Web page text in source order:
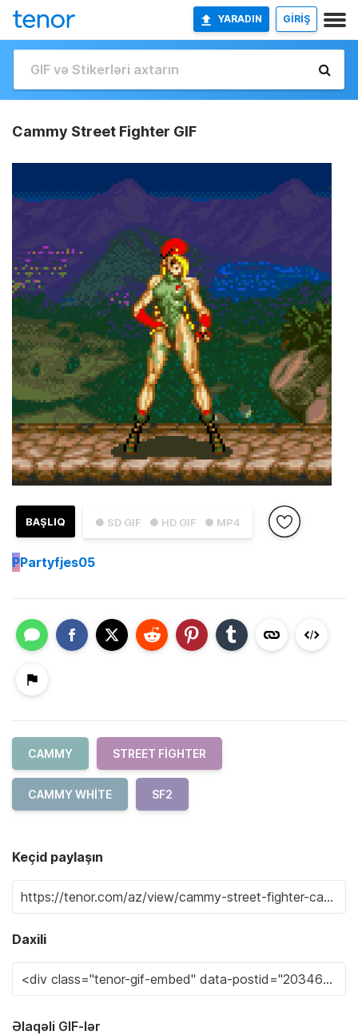
YARADIN GİRİŞ
Cammy Street Fighter GIF
● SD GIF ● HD GIF ● MP4
BAŞLIQ
PPartyfjes05
CAMMY STREET FIGHTER
CAMMY WHITE SF2
Keçid paylaşın
Daxili
Əlaqəli GIF-lər